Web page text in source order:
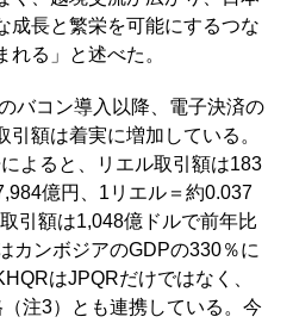
成長と繁栄を可能にするつな
る」と述べた。
バコン導入以降、電子決済の
額は着実に増加している。
よると、リエル取引額は183
億円、1リエル＝約0.037
引額は1,048億ドルで前年比
カンボジアのGDPの330％に
はJPQRだけではなく、
注3）とも連携している。今